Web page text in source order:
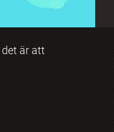
det är att